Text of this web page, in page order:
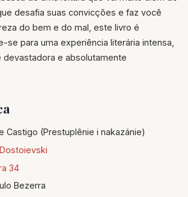
desafia suas convicções e faz você
do bem e do mal, este livro é
se para uma experiência literária intensa,
e absolutamente
Castigo (Prestuplênie i nakazánie)
34
Bezerra